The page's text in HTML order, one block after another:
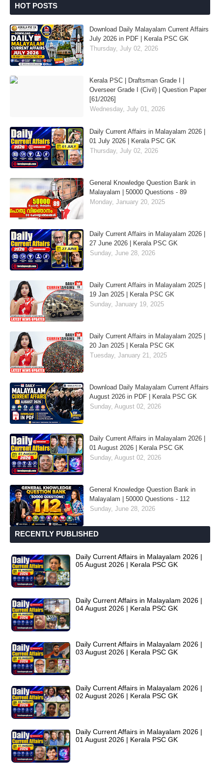
HOT POSTS
Download Daily Malayalam Current Affairs
July 2026 in PDF | Kerala PSC GK
Thursday, July 02, 2026
Kerala PSC | Draftsman Grade I |
Overseer Grade I (Civil) | Question Paper
[61/2026]
Wednesday, July 01, 2026
Daily Current Affairs in Malayalam 2026 |
01 July 2026 | Kerala PSC GK
Thursday, July 02, 2026
General Knowledge Question Bank in
Malayalam | 50000 Questions - 89
Monday, January 20, 2025
Daily Current Affairs in Malayalam 2026 |
27 June 2026 | Kerala PSC GK
Sunday, June 28, 2026
Daily Current Affairs in Malayalam 2025 |
19 Jan 2025 | Kerala PSC GK
Sunday, January 19, 2025
Daily Current Affairs in Malayalam 2025 |
20 Jan 2025 | Kerala PSC GK
Tuesday, January 21, 2025
Download Daily Malayalam Current Affairs
August 2026 in PDF | Kerala PSC GK
Sunday, August 02, 2026
Daily Current Affairs in Malayalam 2026 |
01 August 2026 | Kerala PSC GK
Sunday, August 02, 2026
General Knowledge Question Bank in
Malayalam | 50000 Questions - 112
Sunday, June 28, 2026
RECENTLY PUBLISHED
Daily Current Affairs in Malayalam 2026 |
05 August 2026 | Kerala PSC GK
Daily Current Affairs in Malayalam 2026 |
04 August 2026 | Kerala PSC GK
Daily Current Affairs in Malayalam 2026 |
03 August 2026 | Kerala PSC GK
Daily Current Affairs in Malayalam 2026 |
02 August 2026 | Kerala PSC GK
Daily Current Affairs in Malayalam 2026 |
01 August 2026 | Kerala PSC GK